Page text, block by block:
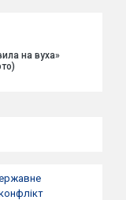
на вуха»